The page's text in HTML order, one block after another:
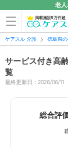
老
掲載施設5万件超
ケアスル 介護 徳島県
サービス付き高
覧
最終更新日：2026/06/11
総合評
1 1